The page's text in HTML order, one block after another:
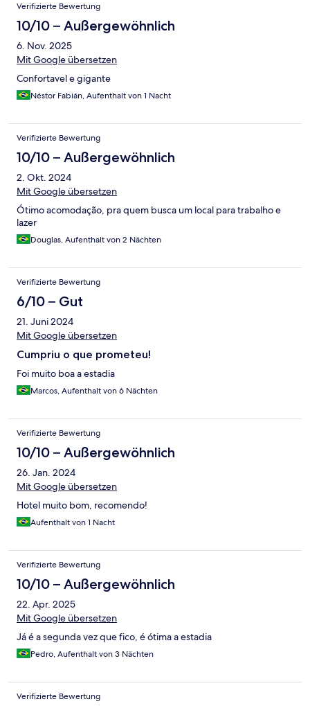
Verifizierte Bewertung
10/10 – Außergewöhnlich
6. Nov. 2025
Mit Google übersetzen
Confortavel e gigante
Néstor Fabián, Aufenthalt von 1 Nacht
Verifizierte Bewertung
10/10 – Außergewöhnlich
2. Okt. 2024
Mit Google übersetzen
Ótimo acomodação, pra quem busca um local para trabalho e
lazer
Douglas, Aufenthalt von 2 Nächten
Verifizierte Bewertung
6/10 – Gut
21. Juni 2024
Mit Google übersetzen
Cumpriu o que prometeu!
Foi muito boa a estadia
Marcos, Aufenthalt von 6 Nächten
Verifizierte Bewertung
10/10 – Außergewöhnlich
26. Jan. 2024
Mit Google übersetzen
Hotel muito bom, recomendo!
Aufenthalt von 1 Nacht
Verifizierte Bewertung
10/10 – Außergewöhnlich
22. Apr. 2025
Mit Google übersetzen
Já é a segunda vez que fico, é ótima a estadia
Pedro, Aufenthalt von 3 Nächten
Verifizierte Bewertung